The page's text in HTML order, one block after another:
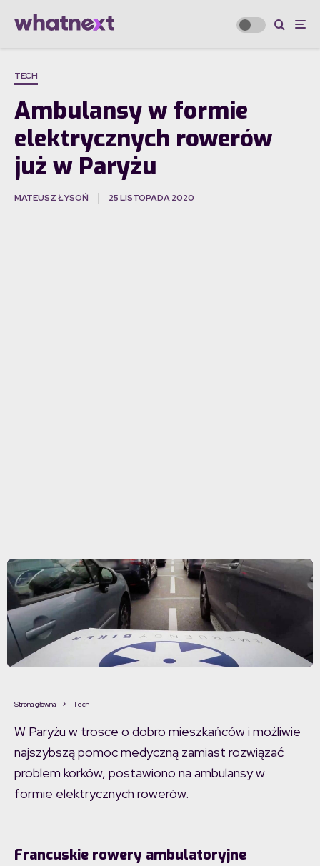
TECH
Ambulansy w formie
elektrycznych rowerów
już w Paryżu
MATEUSZ ŁYSOŃ 25 LISTOPADA 2020
Strona główna Tech
W Paryżu w trosce o dobro mieszkańców i możliwie
najszybszą pomoc medyczną zamiast rozwiązać
problem korków, postawiono na ambulansy w
formie elektrycznych rowerów.
Francuskie rowery ambulatoryjne